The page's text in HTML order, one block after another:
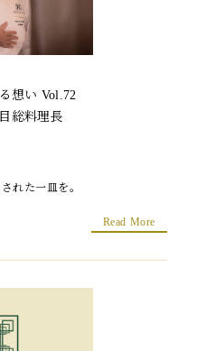
想い Vol.72
総料理長
れた一皿を。
Read More